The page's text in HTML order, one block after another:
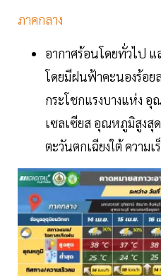
ภาคกลาง
อากาศร้อนโดยทั่วไป
โดยมีฝนฟ้าคะนองร้อ
กระโชกแรงบางแห่ง
เซลเซียส อุณหภูมิสูงสุ
ตะวันตกเฉียงใต้ ความ